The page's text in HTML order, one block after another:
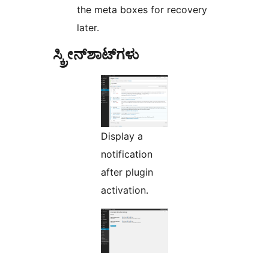
the meta boxes for recovery
later.
ಸ್ಕ್ರೀನ್‌ಶಾಟ್‌ಗಳು
Display a
notification
after plugin
activation.